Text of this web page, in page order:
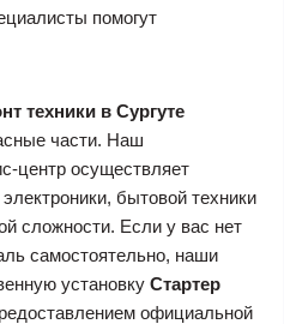
помогут
техники в Сургуте
части. Наш
центр осуществляет
бытовой техники
сложности. Если у вас нет
самостоятельно, наши
установку Стартер
официальной